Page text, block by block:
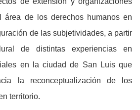
área de los derechos humanos en
de las subjetividades, a partir
de distintas experiencias en
en la ciudad de San Luis que
la reconceptualización de los
territorio.